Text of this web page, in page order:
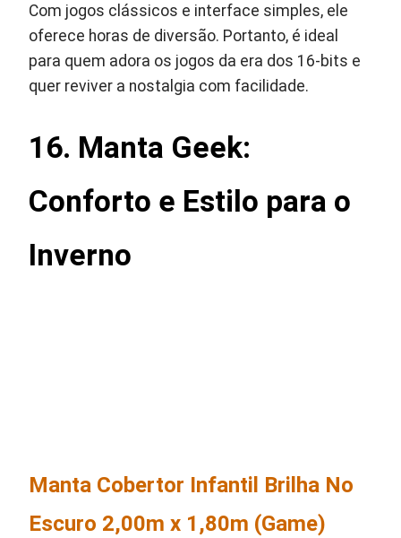
Com jogos clássicos e interface simples, ele
oferece horas de diversão. Portanto, é ideal
para quem adora os jogos da era dos 16-bits e
quer reviver a nostalgia com facilidade.
16. Manta Geek:
Conforto e Estilo para o
Inverno
Manta Cobertor Infantil Brilha No
Escuro 2,00m x 1,80m (Game)